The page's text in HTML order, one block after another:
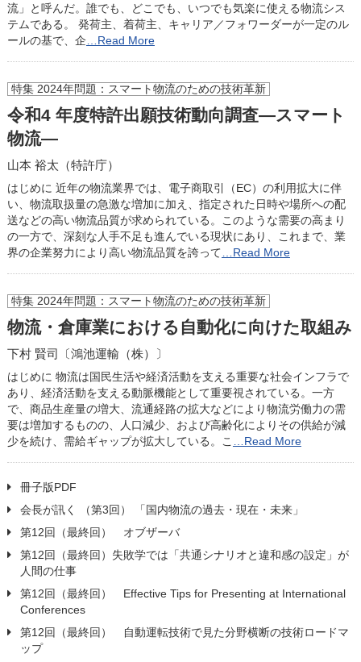
流」と呼んだ。誰でも、どこでも、いつでも気楽に使える物流シス
テムである。 発荷主、着荷主、キャリア／フォワーダーが一定のル
ールの基で、企 …Read More
特集 2024年問題：スマート物流のための技術革新
令和4 年度特許出願技術動向調査―スマート
物流―
山本 裕太（特許庁）
はじめに 近年の物流業界では、電子商取引（EC）の利用拡大に伴
い、物流取扱量の急激な増加に加え、指定された日時や場所への配
送などの高い物流品質が求められている。このような需要の高まり
の一方で、深刻な人手不足も進んでいる現状にあり、これまで、業
界の企業努力により高い物流品質を誇って …Read More
特集 2024年問題：スマート物流のための技術革新
物流・倉庫業における自動化に向けた取組み
下村 賢司〔鴻池運輸（株）〕
はじめに 物流は国民生活や経済活動を支える重要な社会インフラで
あり、経済活動を支える動脈機能として重要視されている。一方
で、商品生産量の増大、流通経路の拡大などにより物流労働力の需
要は増加するものの、人口減少、および高齢化によりその供給が減
少を続け、需給ギャップが拡大している。こ
…Read More
冊子版PDF
会長が訊く （第3回） 「国内物流の過去・現在・未来」
第12回（最終回） オブザーバ
第12回（最終回）失敗学では「共通シナリオと違和感の設定」が
人間の仕事
第12回（最終回） Effective Tips for Presenting at International
Conferences
第12回（最終回） 自動運転技術で見た分野横断の技術ロードマ
ップ